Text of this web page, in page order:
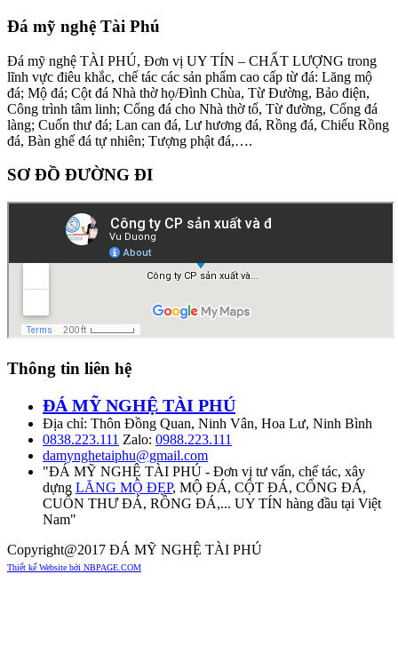
Đá mỹ nghệ Tài Phú
Đá mỹ nghệ TÀI PHÚ, Đơn vị UY TÍN – CHẤT LƯỢNG trong
lĩnh vực điêu khắc, chế tác các sản phẩm cao cấp từ đá: Lăng mộ
đá; Mộ đá; Cột đá Nhà thờ họ/Đình Chùa, Từ Đường, Bảo điện,
Công trình tâm linh; Cổng đá cho Nhà thờ tổ, Từ đường, Cổng đá
làng; Cuốn thư đá; Lan can đá, Lư hương đá, Rồng đá, Chiếu Rồng
đá, Bàn ghế đá tự nhiên; Tượng phật đá,….
SƠ ĐỒ ĐƯỜNG ĐI
Thông tin liên hệ
ĐÁ MỸ NGHỆ TÀI PHÚ
Địa chỉ: Thôn Đồng Quan, Ninh Vân, Hoa Lư, Ninh Bình
0838.223.111 Zalo: 0988.223.111
damynghetaiphu@gmail.com
"ĐÁ MỸ NGHỆ TÀI PHÚ - Đơn vị tư vấn, chế tác, xây
dựng LĂNG MỘ ĐẸP, MỘ ĐÁ, CỘT ĐÁ, CỔNG ĐÁ,
CUỐN THƯ ĐÁ, RỒNG ĐÁ,... UY TÍN hàng đầu tại Việt
Nam"
Copyright@2017 ĐÁ MỸ NGHỆ TÀI PHÚ
Thiết kế Website bởi NBPAGE.COM